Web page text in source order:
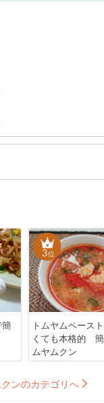
3位
トムヤムペース
くても本格的
ムヤムクン
クンのカテゴリへ